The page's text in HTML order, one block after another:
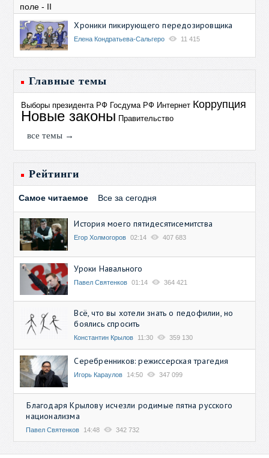
Хроники пикирующего передозировщика
Елена Кондратьева-Сальгеро 11 415
Главные темы
Выборы президента РФ Госдума РФ Интернет Коррупция
Новые законы Правительство
все темы →
Рейтинги
Самое читаемое Все за сегодня
История моего пятидесятисемитства
Егор Холмогоров 02:14 407 683
Уроки Навального
Павел Святенков 01:14 364 421
Всё, что вы хотели знать о педофилии, но
боялись спросить
Константин Крылов 11:30 359 130
Серебренников: режиссерская трагедия
Игорь Караулов 14:50 347 099
Благодаря Крылову исчезли родимые пятна русского
национализма
Павел Святенков 14:48 342 732